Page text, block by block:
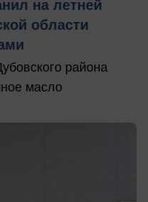
на летней
области
района
масло